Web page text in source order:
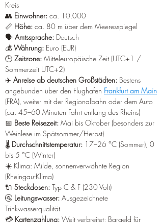
Kreis
👥 Einwohner: ca. 10.000
📏 Höhe: ca. 80 m über dem Meeresspiegel
🗣️ Amtssprache: Deutsch
💰 Währung: Euro (EUR)
🕒 Zeitzone: Mitteleuropäische Zeit (UTC+1 /
Sommerzeit UTC+2)
✈️ Anreise ab deutschen Großstädten: Bestens
angebunden über den Flughafen Frankfurt am Main
(FRA), weiter mit der Regionalbahn oder dem Auto
(ca. 45–60 Minuten Fahrt entlang des Rheins)
📅 Beste Reisezeit: Mai bis Oktober (besonders zur
Weinlese im Spätsommer/Herbst)
🌡️ Durchschnittstemperatur: 17–26 °C (Sommer), 0
bis 5 °C (Winter)
☀️ Klima: Milde, sonnenverwöhnte Region
(Rheingau-Klima)
🔌 Steckdosen: Typ C & F (230 Volt)
🚰 Leitungswasser: Ausgezeichnete
Trinkwasserqualität
💳 Kartenzahlung: Weit verbreitet; Bargeld für